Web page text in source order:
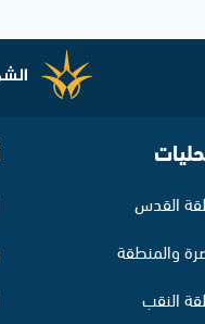
القدس
والمنطقة
النقب